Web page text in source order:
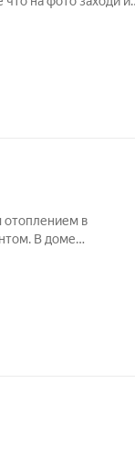
трaнспортная
отоплением в
В доме
и входная дверь.